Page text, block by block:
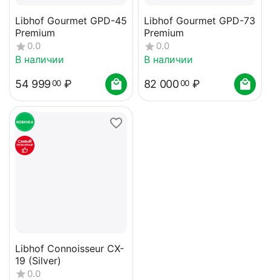
Libhof Gourmet GPD-45
Premium
0.0
В наличии
54 99900 ₽
Libhof Gourmet GPD-73
Premium
0.0
В наличии
82 00000 ₽
Libhof Connoisseur CX-
19 (Silver)
0.0